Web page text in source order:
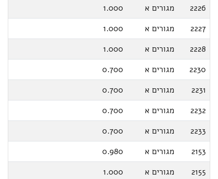
2226
מגורים א
1.000
2227
מגורים א
1.000
2228
מגורים א
1.000
2230
מגורים א
0.700
2231
מגורים א
0.700
2232
מגורים א
0.700
2233
מגורים א
0.700
2153
מגורים א
0.980
2155
מגורים א
1.000